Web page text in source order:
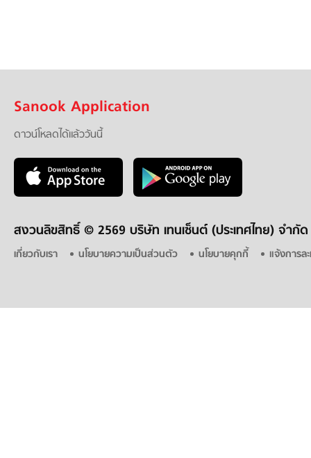
Sanook Application
ดาวน์โหลดได้แล้ววันนี้
สงวนลิขสิทธิ์ © 2569 บริษัท เทนเซ็นต์ (ประเทศไทย) จำกัด
เกี่ยวกับเรา นโยบายความเป็นส่วนตัว นโยบายคุกกี้ แจ้งการล